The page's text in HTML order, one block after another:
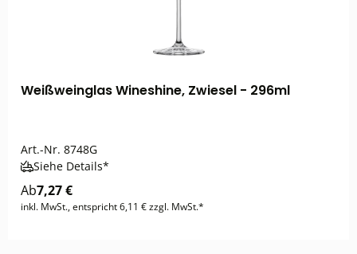
Weißweinglas Wineshine, Zwiesel - 296ml
Art.-Nr. 8748G
Siehe Details*
Ab7,27 €
inkl. MwSt., entspricht 6,11 € zzgl. MwSt.*